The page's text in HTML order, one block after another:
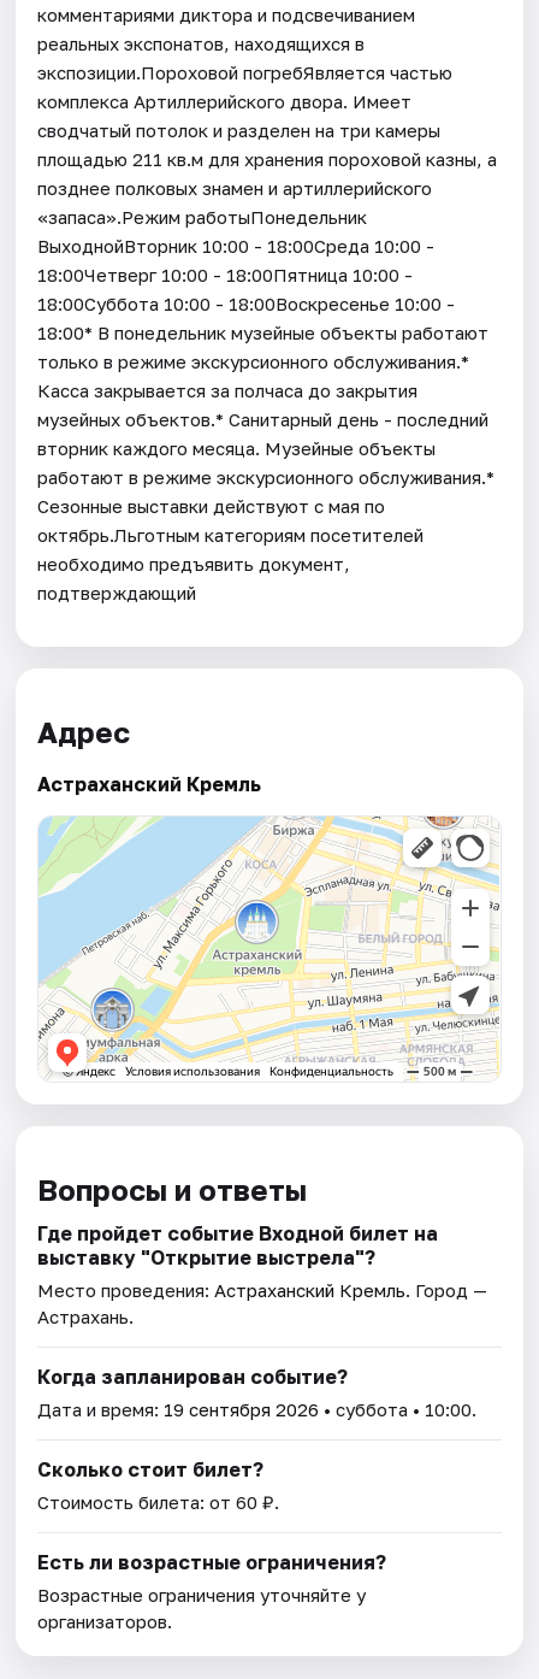
комментариями диктора и подсвечиванием
реальных экспонатов, находящихся в
экспозиции.Пороховой погребЯвляется частью
комплекса Артиллерийского двора. Имеет
сводчатый потолок и разделен на три камеры
площадью 211 кв.м для хранения пороховой казны, а
позднее полковых знамен и артиллерийского
«запаса».Режим работыПонедельник
ВыходнойВторник 10:00 - 18:00Среда 10:00 -
18:00Четверг 10:00 - 18:00Пятница 10:00 -
18:00Суббота 10:00 - 18:00Воскресенье 10:00 -
18:00* В понедельник музейные объекты работают
только в режиме экскурсионного обслуживания.*
Касса закрывается за полчаса до закрытия
музейных объектов.* Санитарный день - последний
вторник каждого месяца. Музейные объекты
работают в режиме экскурсионного обслуживания.*
Cезонные выставки действуют с мая по
октябрь.Льготным категориям посетителей
необходимо предъявить документ,
подтверждающий
Адрес
Астраханский Кремль
Вопросы и ответы
Где пройдет событие Входной билет на
выставку "Открытие выстрела"?
Место проведения:Астраханский Кремль. Город —
Астрахань.
Когда запланирован событие?
Дата и время: 19 сентября 2026 • суббота • 10:00.
Сколько стоит билет?
Стоимость билета: от 60 ₽.
Есть ли возрастные ограничения?
Возрастные ограничения уточняйте у
организаторов.